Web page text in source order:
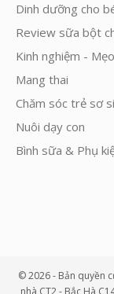
Dinh dưỡng cho
Review sữa bột
Kinh nghiệm -
Mang thai
Chăm sóc trẻ sơ
Nuôi dạy con
Bình sữa & Phụ
© 2026 - Bản quyền